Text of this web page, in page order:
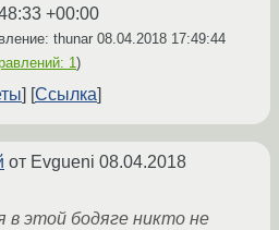
+00:00
thunar 08.04.2018 17:49:44
1)
Ссылка
от Evgueni 08.04.2018
в этой бодяге никто не